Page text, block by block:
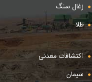
زغال سنگ
طلا
اکتشافات معدنی
سیمان